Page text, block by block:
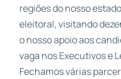
regiões do nosso
eleitoral, visitando
o nosso apoio aos
vaga nos Executivos e
Fechamos várias